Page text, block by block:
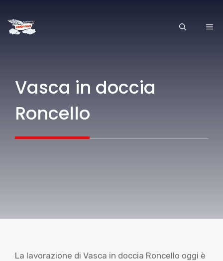
contenuto
Vasca in doccia
Roncello
La lavorazione di Vasca in doccia Roncello oggi è